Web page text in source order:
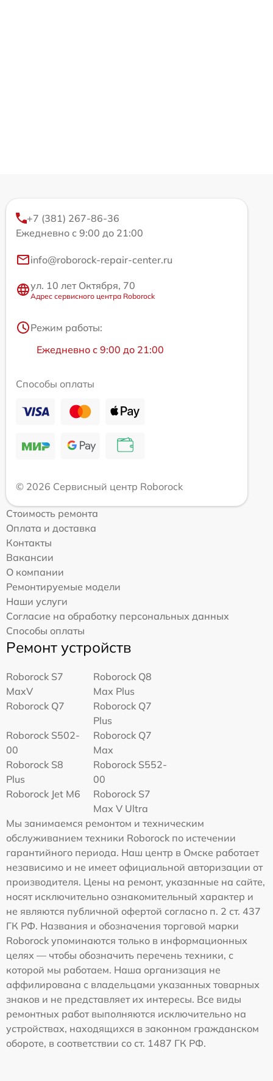
+7 (381) 267-86-36
Ежедневно с 9:00 до 21:00
info@roborock-repair-center.ru
ул. 10 лет Октября, 70
Адрес сервисного центра Roborock
Режим работы:
Ежедневно с 9:00 до 21:00
Способы оплаты
© 2026 Сервисный центр Roborock
Стоимость ремонта
Оплата и доставка
Контакты
Вакансии
О компании
Ремонтируемые модели
Наши услуги
Согласие на обработку персональных данных
Способы оплаты
Ремонт устройств
Roborock S7
MaxV
Roborock Q8
Max Plus
Roborock Q7
Roborock Q7
Plus
Roborock S502-
00
Roborock Q7
Max
Roborock S8
Plus
Roborock S552-
00
Roborock Jet M6
Roborock S7
Max V Ultra
Мы занимаемся ремонтом и техническим
обслуживанием техники Roborock по истечении
гарантийного периода. Наш центр в Омске работает
независимо и не имеет официальной авторизации от
производителя. Цены на ремонт, указанные на сайте,
носят исключительно ознакомительный характер и
не являются публичной офертой согласно п. 2 ст. 437
ГК РФ. Названия и обозначения торговой марки
Roborock упоминаются только в информационных
целях — чтобы обозначить перечень техники, с
которой мы работаем. Наша организация не
аффилирована с владельцами указанных товарных
знаков и не представляет их интересы. Все виды
ремонтных работ выполняются исключительно на
устройствах, находящихся в законном гражданском
обороте, в соответствии со ст. 1487 ГК РФ.